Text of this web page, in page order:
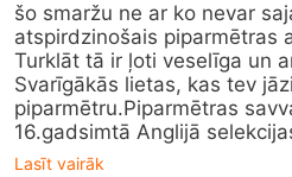
šo smaržu ne ar ko nevar
atspirdzinošais piparmētras
Turklāt tā ir ļoti veselīga un
Svarīgākās lietas, kas tev
piparmētru.Piparmētras
16.gadsimtā Anglijā
Lasīt vairāk